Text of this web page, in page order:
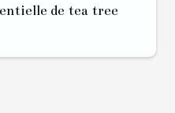
de tea tree